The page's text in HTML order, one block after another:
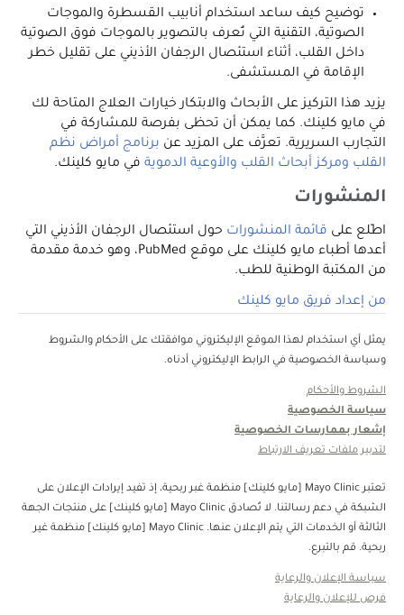
توضيح كيف ساعد استخدام أنابيب القسطرة والموجات
الصوتية، التقنية التي تُعرف بالتصوير بالموجات فوق الصوتية
داخل القلب، أثناء استئصال الرجفان الأذيني على تقليل خطر
الإقامة في المستشفى.
يزيد هذا التركيز على الأبحاث والابتكار خيارات العلاج المتاحة لك
في مايو كلينك. كما يمكن أن تحظى بفرصة للمشاركة في
التجارب السريرية. تعرَّف على المزيد عن برنامج أمراض نظم
القلب ومركز أبحاث القلب والأوعية الدموية في مايو كلينك.
المنشورات
اطّلع على قائمة المنشورات حول استئصال الرجفان الأذيني التي
أعدها أطباء مايو كلينك على موقع PubMed، وهو خدمة مقدمة
من المكتبة الوطنية للطب.
من إعداد فريق مايو كلينك
يمثل أي استخدام لهذا الموقع الإليكتروني موافقتك على الأحكام والشروط
وسياسة الخصوصية في الرابط الإليكتروني أدناه.
الشروط والأحكام
سياسة الخصوصية
إشعار بممارسات الخصوصية
لتدبير ملفات تعريف الارتباط
تعتبر Mayo Clinic [مايو كلينك] منظمة غبر ربحية، إذ تفيد إيرادات الإعلان على
الشبكة في دعم رسالتنا. لا تُصادق Mayo Clinic [مايو كلينك] على منتجات الجهة
الثالثة أو الخدمات التي يتم الإعلان عنها. Mayo Clinic [مايو كلينك] منظمة غير
ربحية. قم بالتبرع.
سياسة الإعلان والرعاية
فرص للإعلان والرعاية